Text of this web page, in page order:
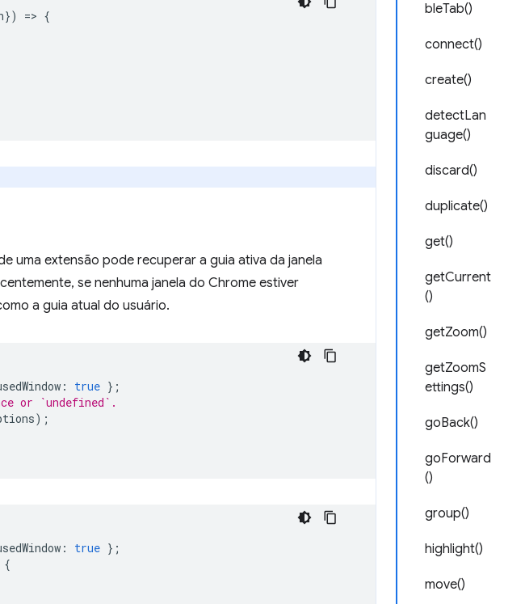
bleTab()
connect()
create()
detectLan
guage()
discard()
duplicate()
get()
getCurrent
()
getZoom()
getZoomS
ettings()
goBack()
goForward
()
group()
highlight()
move()
}) => {
uma extensão pode recuperar a guia ativa da janela
se nenhuma janela do Chrome estiver
a guia atual do usuário.
: true };
or `undefined`.
);
: true };
{